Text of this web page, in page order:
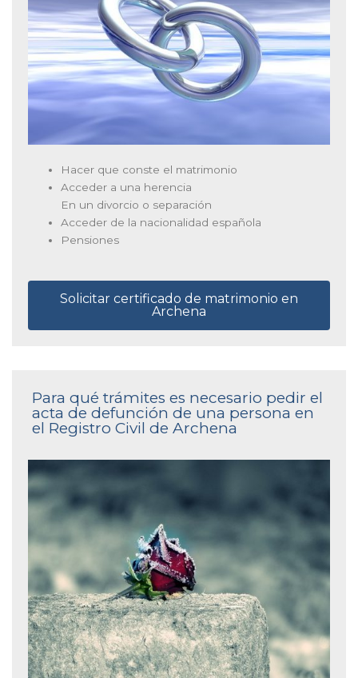
Hacer que conste el matrimonio
Acceder a una herencia
En un divorcio o separación
Acceder de la nacionalidad española
Pensiones
Solicitar certificado de matrimonio en
Archena
Para qué trámites es necesario pedir el
acta de defunción de una persona en
el Registro Civil de Archena